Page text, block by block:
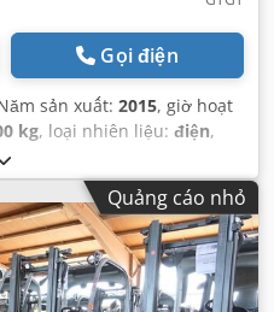
Gọi điện
sản xuất: 2015, giờ hoạt
kg, loại nhiên liệu: điện,
tải:3.326 kg, màu sắc:
đăng ký lần đầu:10/2015
, hệ thống treo:khác, số chỗ
dài cơ sở:1.448 mm, hạng
liệu:điện, Thiết bị:
máy tính
Quảng cáo nhỏ